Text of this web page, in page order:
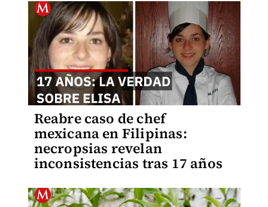
Reabre caso de chef
mexicana en Filipinas:
necropsias revelan
inconsistencias tras 17 años